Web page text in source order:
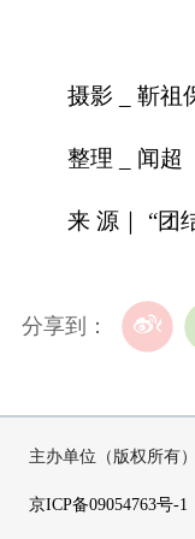
摄影 _ 靳祖
整理 _ 闻超
来 源｜ “团
分享到：
主办单位（版权所有
京ICP备09054763号-1